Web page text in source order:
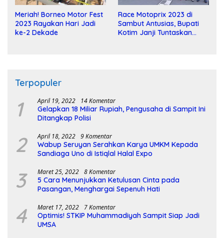
Meriah! Borneo Motor Fest
2023 Rayakan Hari Jadi
ke-2 Dekade
Race Motoprix 2023 di
Sambut Antusias, Bupati
Kotim Janji Tuntaskan
Terpopuler
1 April 19, 2022 14 Komentar
Gelapkan 18 Miliar Rupiah, Pengusaha di Sampit Ini
Ditangkap Polisi
2 April 18, 2022 9 Komentar
Wabup Seruyan Serahkan Karya UMKM Kepada
Sandiaga Uno di Istiqlal Halal Expo
3 Maret 25, 2022 8 Komentar
5 Cara Menunjukkan Ketulusan Cinta pada
Pasangan, Menghargai Sepenuh Hati
4 Maret 17, 2022 7 Komentar
Optimis! STKIP Muhammadiyah Sampit Siap Jadi
UMSA